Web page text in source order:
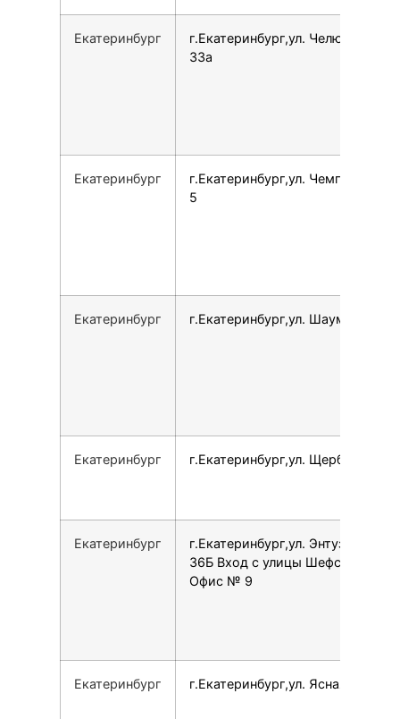
Екатеринбург
г.Екатеринбург,ул. Челюскинцев,
33а
Екатеринбург
г.Екатеринбург,ул. Чемпионов, 1,
5
Екатеринбург г.Екатеринбург,ул. Шаумяна, 93
Екатеринбург г.Екатеринбург,ул. Щербакова, 4
Екатеринбург
г.Екатеринбург,ул. Энтузиастов,
36Б Вход с улицы Шефская,
Офис № 9
Екатеринбург г.Екатеринбург,ул. Ясная, 1/1